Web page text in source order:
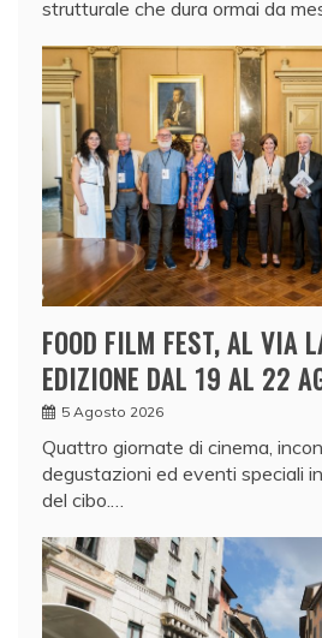
strutturale che dura ormai da
FOOD FILM FEST, AL VIA
EDIZIONE DAL 19 AL 22
5 Agosto 2026
Quattro giornate di cinema,
degustazioni ed eventi speciali
del cibo.…